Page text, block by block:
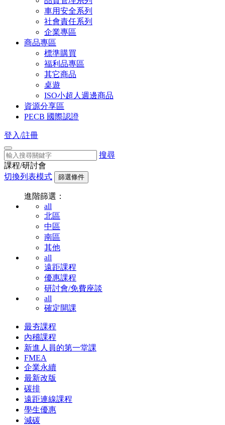
車用安全系列
社會責任系列
企業專區
商品專區
標準購買
福利品專區
其它商品
桌遊
ISO小超人週邊商品
資源分享區
PECB 國際認證
登入/註冊
搜尋
課程/研討會
切換列表模式
篩選條件
進階篩選：
all
北區
中區
南區
其他
all
遠距課程
優惠課程
研討會/免費座談
all
確定開課
最夯課程
內稽課程
新進人員的第一堂課
FMEA
企業永續
最新改版
碳排
遠距連線課程
學生優惠
減碳